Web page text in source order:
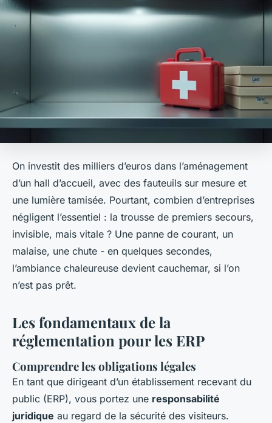
On investit des milliers d’euros dans l’aménagement
d’un hall d’accueil, avec des fauteuils sur mesure et
une lumière tamisée. Pourtant, combien d’entreprises
négligent l’essentiel : la trousse de premiers secours,
invisible, mais vitale ? Une panne de courant, un
malaise, une chute - en quelques secondes,
l’ambiance chaleureuse devient cauchemar, si l’on
n’est pas prêt.
Les fondamentaux de la
réglementation pour les ERP
Comprendre les obligations légales
En tant que dirigeant d’un établissement recevant du
public (ERP), vous portez une responsabilité
juridique au regard de la sécurité des visiteurs.